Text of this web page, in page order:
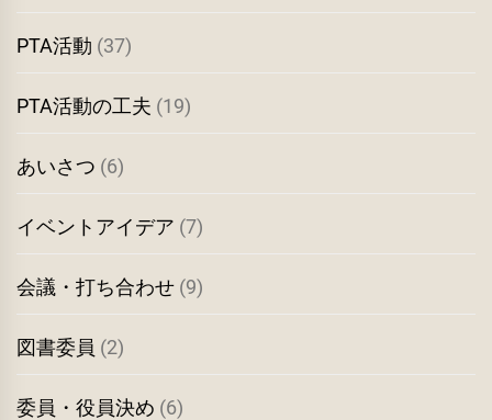
PTA活動 (37)
PTA活動の工夫 (19)
あいさつ (6)
イベントアイデア (7)
会議・打ち合わせ (9)
図書委員 (2)
委員・役員決め (6)